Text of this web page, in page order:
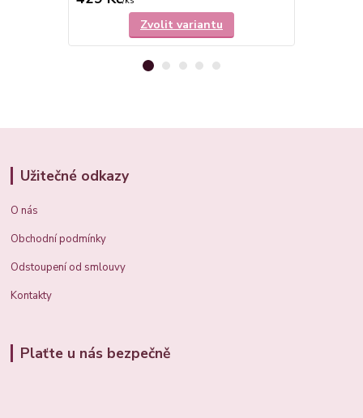
Zvolit variantu
Užitečné odkazy
O nás
Obchodní podmínky
Odstoupení od smlouvy
Kontakty
Plaťte u nás bezpečně